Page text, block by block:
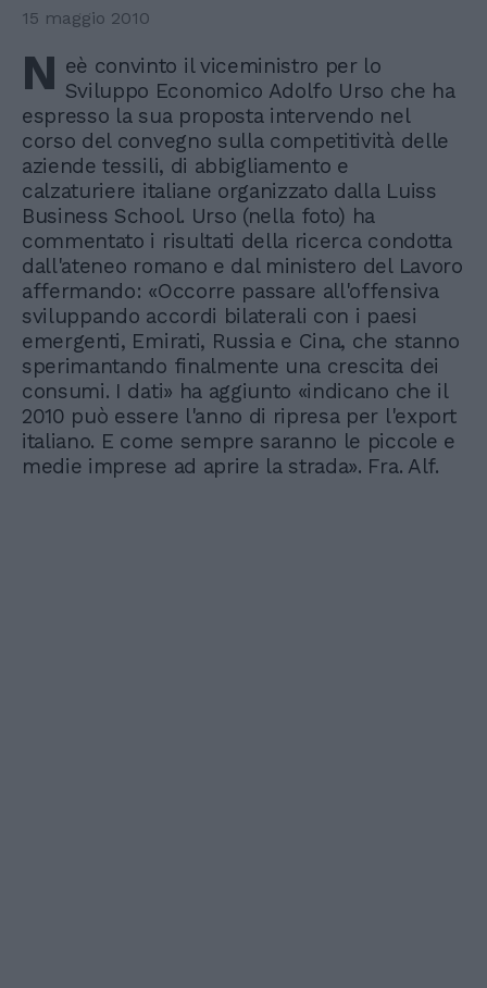
15 maggio 2010
N eè convinto il viceministro per lo
Sviluppo Economico Adolfo Urso che ha
espresso la sua proposta intervendo nel
corso del convegno sulla competitività delle
aziende tessili, di abbigliamento e
calzaturiere italiane organizzato dalla Luiss
Business School. Urso (nella foto) ha
commentato i risultati della ricerca condotta
dall'ateneo romano e dal ministero del Lavoro
affermando: «Occorre passare all'offensiva
sviluppando accordi bilaterali con i paesi
emergenti, Emirati, Russia e Cina, che stanno
sperimantando finalmente una crescita dei
consumi. I dati» ha aggiunto «indicano che il
2010 può essere l'anno di ripresa per l'export
italiano. E come sempre saranno le piccole e
medie imprese ad aprire la strada». Fra. Alf.